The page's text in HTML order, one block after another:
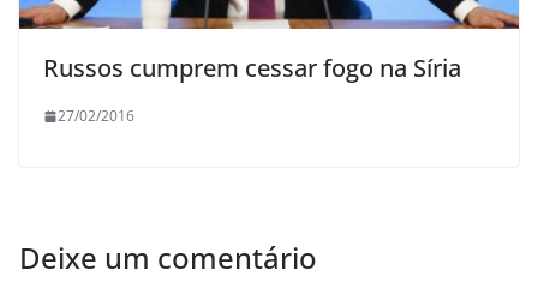
Russos cumprem cessar fogo na Síria
27/02/2016
Deixe um comentário